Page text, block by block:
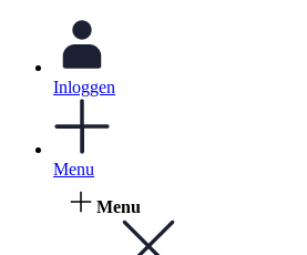
Inloggen
Menu
Menu